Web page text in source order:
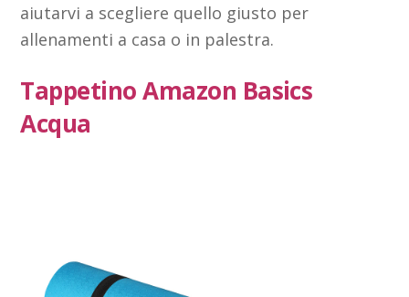
aiutarvi a scegliere quello giusto per
allenamenti a casa o in palestra.
Tappetino Amazon Basics
Acqua